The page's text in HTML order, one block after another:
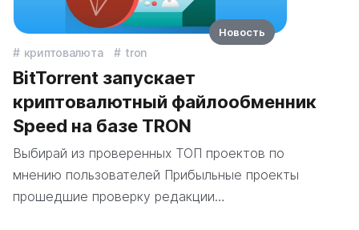
криптовалюта tron
BitTorrent запускает
криптовалютный файлообменник
Speed на базе TRON
Выбирай из проверенных ТОП проектов по
мнению пользователей Прибыльные проекты
прошедшие проверку редакции…
Новость